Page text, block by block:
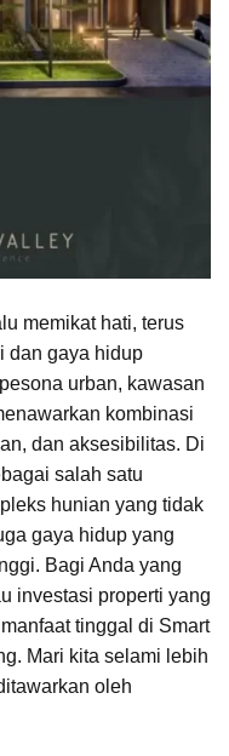
memikat hati, terus
dan gaya hidup
urban, kawasan
kombinasi
dan aksesibilitas. Di
salah satu
hunian yang tidak
gaya hidup yang
Bagi Anda yang
investasi properti yang
tinggal di Smart
Mari kita selami lebih
oleh